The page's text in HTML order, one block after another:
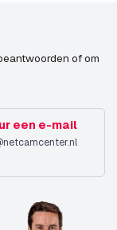
of om
een e-mail